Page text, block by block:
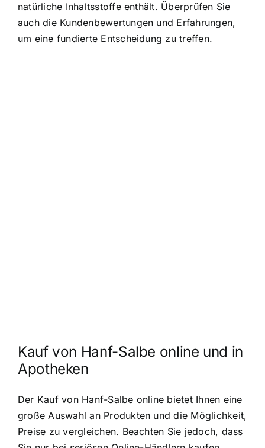
natürliche Inhaltsstoffe enthält. Überprüfen Sie
auch die Kundenbewertungen und Erfahrungen,
um eine fundierte Entscheidung zu treffen.
Kauf von Hanf-Salbe online und in
Apotheken
Der Kauf von Hanf-Salbe online bietet Ihnen eine
große Auswahl an Produkten und die Möglichkeit,
Preise zu vergleichen. Beachten Sie jedoch, dass